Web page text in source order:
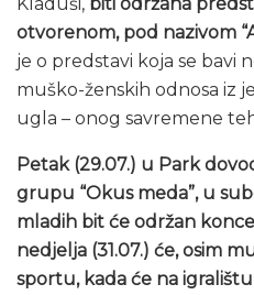
otvorenom, pod nazivom
je o predstavi koja se bavi
muško-ženskih odnosa iz
ugla – onog savremene
Petak (29.07.) u Park
grupu “Okus meda”, u
mladih bit će održan
nedjelja (31.07.) će, osim
sportu, kada će na